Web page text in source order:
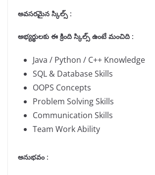
అవసరమైన స్కిల్స్ :
అభ్యర్థులకు ఈ క్రింది స్కిల్స్ ఉంటే మంచిది :
Java / Python / C++ Knowledge
SQL & Database Skills
OOPS Concepts
Problem Solving Skills
Communication Skills
Team Work Ability
అనుభవం :